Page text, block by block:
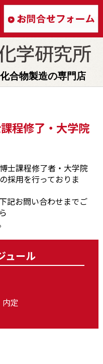
合物製造の専門店
程修了・大学院
士課程修了者・大学院
採用を行っておりま
記お問い合わせまでご
ュール
定